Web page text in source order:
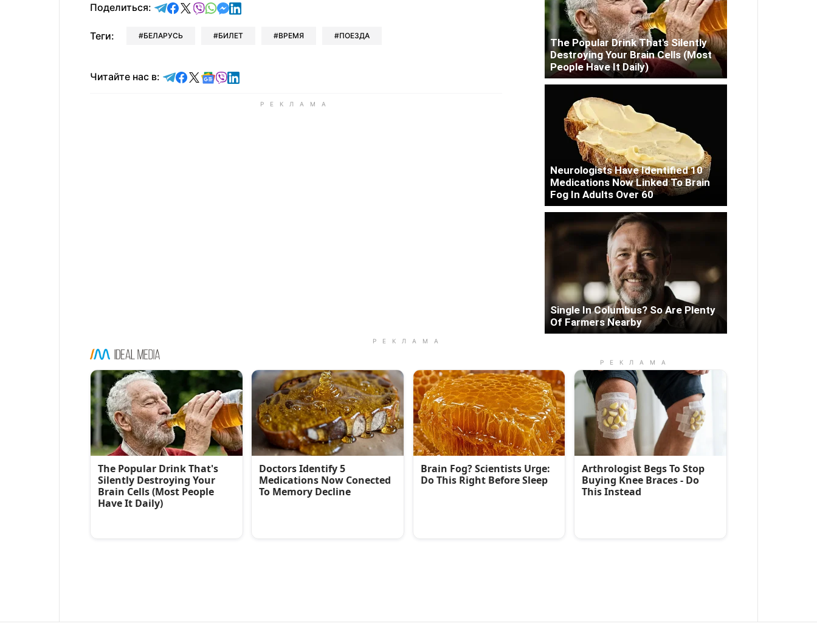
Поделиться: отправить в Telegram
поделиться в Facebook
поделиться в X
отправить в Viber
отправить в Whatsapp
отправить в Messenger
отправить в LinkedIn
Теги: БЕЛАРУСЬ БИЛЕТ ВРЕМЯ ПОЕЗДА
Читайте нас в: Читайте в Telegram
Читайте в Facebook
Читайте в X
Читайте в Google news
Читайте в Viber
Читайте в LinkedIn